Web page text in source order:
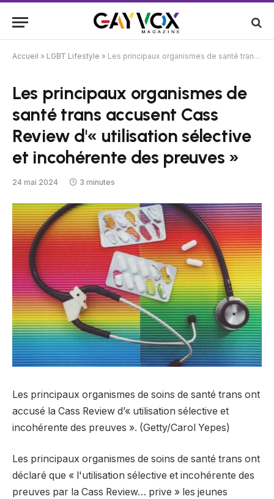
Accueil » LGBT Lifestyle » Les principaux organismes de santé trans accusent Cass Review d'« utilisation sélective et incohérente des preuves »
Les principaux organismes de
santé trans accusent Cass
Review d'« utilisation sélective
et incohérente des preuves »
24 mai 2024 3 minutes
Les principaux organismes de soins de santé trans ont
accusé la Cass Review d’« utilisation sélective et
incohérente des preuves ». (Getty/Carol Yepes)
Les principaux organismes de soins de santé trans ont
déclaré que « l'utilisation sélective et incohérente des
preuves par la Cass Review… prive » les jeunes